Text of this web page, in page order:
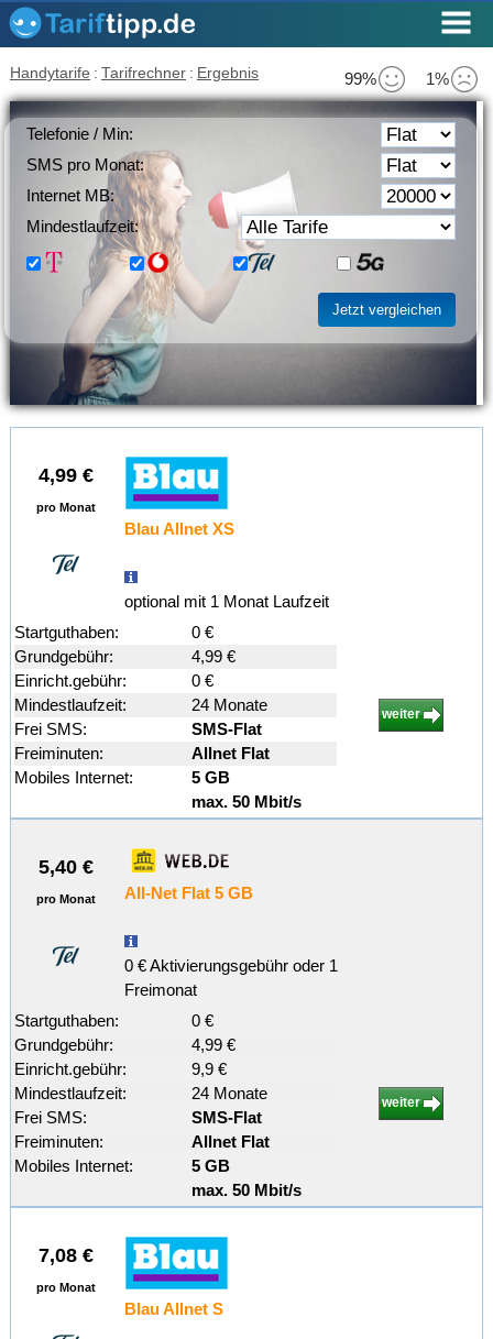
99% 1%
Handytarife : Tarifrechner : Ergebnis
Telefonie / Min:
SMS pro Monat:
Internet MB:
Mindestlaufzeit:
4,99 €
pro Monat
Blau Allnet XS
optional mit 1 Monat Laufzeit
Startguthaben:
0 €
Grundgebühr:
4,99 €
Einricht.gebühr:
0 €
Mindestlaufzeit:
24 Monate
Frei SMS:
SMS-Flat
Freiminuten:
Allnet Flat
Mobiles Internet:
5 GB
max. 50 Mbit/s
weiter
5,40 €
pro Monat All-Net Flat 5 GB
0 € Aktivierungsgebühr oder 1
Freimonat
Startguthaben:
0 €
Grundgebühr:
4,99 €
Einricht.gebühr:
9,9 €
Mindestlaufzeit:
24 Monate
Frei SMS:
SMS-Flat
Freiminuten:
Allnet Flat
Mobiles Internet:
5 GB
max. 50 Mbit/s
weiter
7,08 €
pro Monat
Blau Allnet S